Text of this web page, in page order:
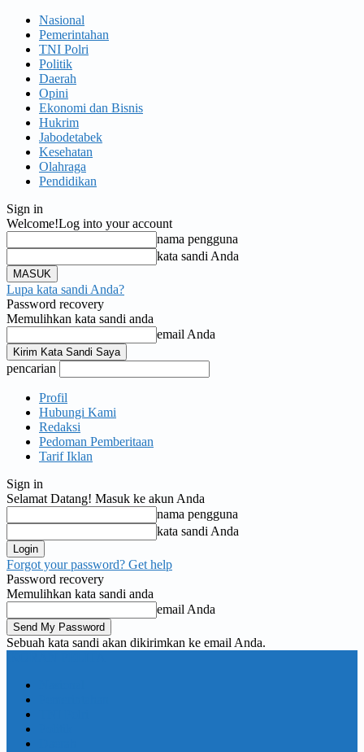
Nasional
Pemerintahan
TNI Polri
Politik
Daerah
Opini
Ekonomi dan Bisnis
Hukrim
Jabodetabek
Kesehatan
Olahraga
Pendidikan
Sign in
Welcome!Log into your account
nama pengguna
kata sandi Anda
Lupa kata sandi Anda?
Password recovery
Memulihkan kata sandi anda
email Anda
pencarian
Profil
Hubungi Kami
Redaksi
Pedoman Pemberitaan
Tarif Iklan
Sign in
Selamat Datang! Masuk ke akun Anda
nama pengguna
kata sandi Anda
Forgot your password? Get help
Password recovery
Memulihkan kata sandi anda
email Anda
Sebuah kata sandi akan dikirimkan ke email Anda.